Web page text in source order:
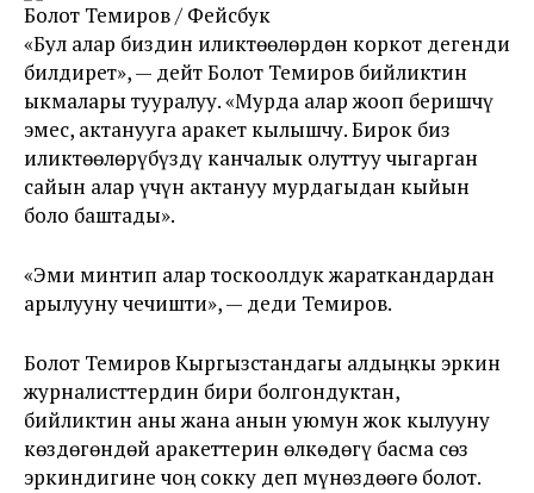
Болот Темиров / Фейсбук
«Бул алар биздин иликтөөлөрдөн коркот дегенди
билдирет», — дейт Болот Темиров бийликтин
ыкмалары тууралуу. «Мурда алар жооп беришчү
эмес, актанууга аракет кылышчу. Бирок биз
иликтөөлөрүбүздү канчалык олуттуу чыгарган
сайын алар үчүн актануу мурдагыдан кыйын
боло баштады».
«Эми минтип алар тоскоолдук жараткандардан
арылууну чечишти», — деди Темиров.
Болот Темиров Кыргызстандагы алдыңкы эркин
журналисттердин бири болгондуктан,
бийликтин аны жана анын уюмун жок кылууну
көздөгөндөй аракеттерин өлкөдөгү басма сөз
эркиндигине чоң сокку деп мүнөздөөгө болот.